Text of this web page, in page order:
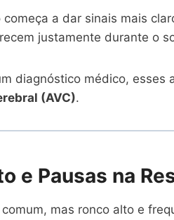
a dar sinais mais
justamente durante o
diagnóstico médico,
(AVC).
e Pausas na
mas ronco alto e